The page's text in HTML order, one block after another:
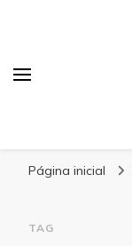
Página inicial
TAG